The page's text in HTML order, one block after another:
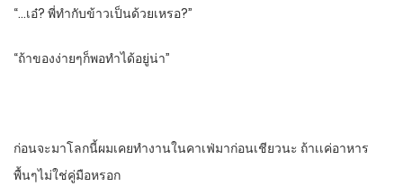
“…เอ๋? พี่ทํากับข้าวเป็นด้วยเหรอ?”
“ถ้าของง่ายๆก็พอทําได้อยู่น่า”
ก่อนจะมาโลกนี้ผมเคยทํางานในคาเฟ่มาก่อนเชียวนะ ถ้าเเค่อาหาร
พื้นๆไม่ใช่คู่มือหรอก